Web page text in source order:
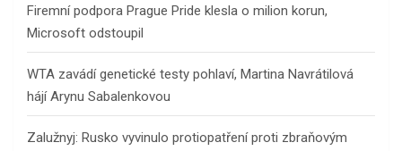
Firemní podpora Prague Pride klesla o milion korun,
Microsoft odstoupil
WTA zavádí genetické testy pohlaví, Martina Navrátilová
hájí Arynu Sabalenkovou
Zalužnyj: Rusko vyvinulo protiopatření proti zbraňovým